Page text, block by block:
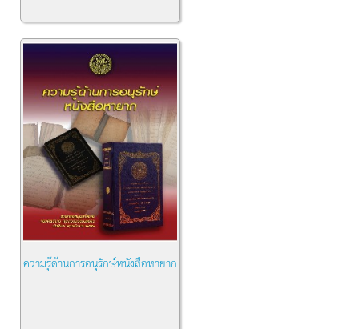
ความรู้ด้านการอนุรักษ์หนังสือหายาก